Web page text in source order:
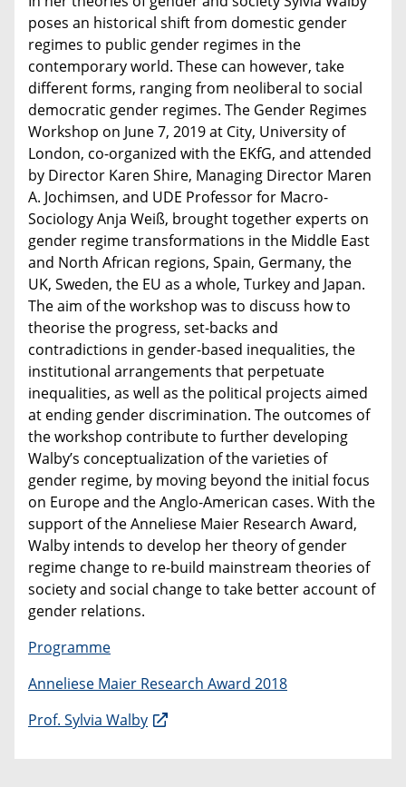
poses an historical shift from domestic gender
regimes to public gender regimes in the
contemporary world. These can however, take
different forms, ranging from neoliberal to social
democratic gender regimes. The Gender Regimes
Workshop on June 7, 2019 at City, University of
London, co-organized with the EKfG, and attended
by Director Karen Shire, Managing Director Maren
A. Jochimsen, and UDE Professor for Macro-
Sociology Anja Weiß, brought together experts on
gender regime transformations in the Middle East
and North African regions, Spain, Germany, the
UK, Sweden, the EU as a whole, Turkey and Japan.
The aim of the workshop was to discuss how to
theorise the progress, set-backs and
contradictions in gender-based inequalities, the
institutional arrangements that perpetuate
inequalities, as well as the political projects aimed
at ending gender discrimination. The outcomes of
the workshop contribute to further developing
Walby’s conceptualization of the varieties of
gender regime, by moving beyond the initial focus
on Europe and the Anglo-American cases. With the
support of the Anneliese Maier Research Award,
Walby intends to develop her theory of gender
regime change to re-build mainstream theories of
society and social change to take better account of
gender relations.
Programme
Anneliese Maier Research Award 2018
Prof. Sylvia Walby